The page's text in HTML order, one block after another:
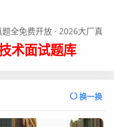
全免费开放 · 2026大厂真
术面试题库
换一换